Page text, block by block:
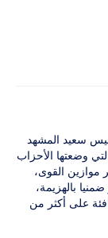
سعيد المشهد
وضعتها الأحزاب
موازين القوى،
بالهزيمة،
على أكثر من